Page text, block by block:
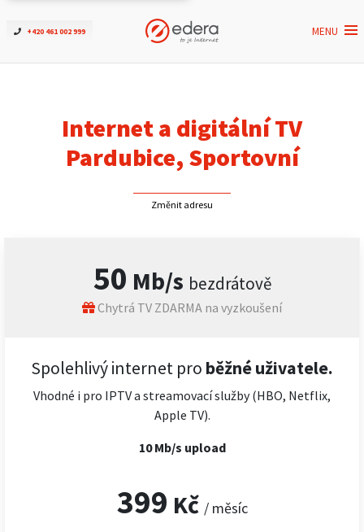
+420 461 002 999 MENU
Ověřit dostupnost
ČEZNET TV
Kontakt
Internet a digitální TV
Pardubice, Sportovní
Změnit adresu
50 Mb/s bezdrátově
Chytrá TV ZDARMA na vyzkoušení
Spolehlivý internet pro běžné uživatele.
Vhodné i pro IPTV a streamovací služby (HBO, Netflix,
Apple TV).
10 Mb/s upload
399 Kč / měsíc